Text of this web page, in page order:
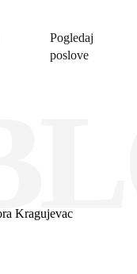
Pogledaj
poslove